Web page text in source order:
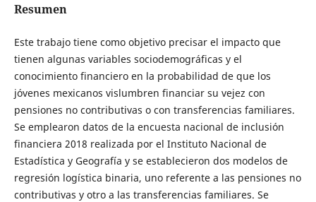
Resumen
Este trabajo tiene como objetivo precisar el impacto que
tienen algunas variables sociodemográficas y el
conocimiento financiero en la probabilidad de que los
jóvenes mexicanos vislumbren financiar su vejez con
pensiones no contributivas o con transferencias familiares.
Se emplearon datos de la encuesta nacional de inclusión
financiera 2018 realizada por el Instituto Nacional de
Estadística y Geografía y se establecieron dos modelos de
regresión logística binaria, uno referente a las pensiones no
contributivas y otro a las transferencias familiares. Se